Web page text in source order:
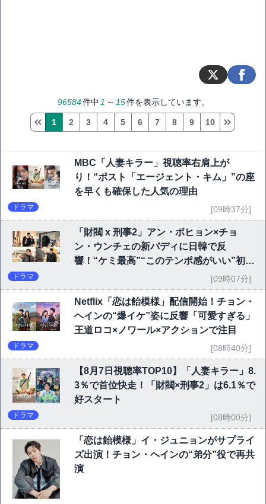
96584件中 1 ～ 15件を表示しています。
1 2 3 4 5 6 7 8 9 10
MBC「人妻キラー」視聴率右肩上が
り！“ポスト「エージェント・キム」”の座
を早くも確保した人気の理由
ドラマ [09時37分]
「財閥 x 刑事2」アン・ボヒョン×チョ
ン・ウンチェの新バディに日韓で反
響！“ケミ最高”“このテンポ感がいい”初回
ドラマ [09時07分]
Netflix「恋は飴模様」配信開始！チョン・
ヘインの“爆イケ”姿に反響「可愛すぎる」
王道ロコ×ノワール×アクションで注目
ドラマ [08時40分]
【8月7日視聴率TOP10】「人妻キラー」8.
3％で首位快走！「財閥×刑事2」は6.1％で
好スタート
ドラマ [08時00分]
「恋は飴模様」イ・ジュニョンがサプライ
ズ出演！チョン・ヘインの“弟分”役で再共
演